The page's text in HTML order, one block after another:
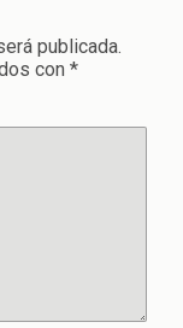
publicada.
con *